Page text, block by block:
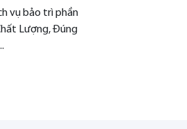
vụ bảo trì phần
Lượng, Đúng